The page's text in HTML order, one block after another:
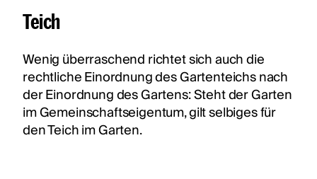
Teich
Wenig überraschend richtet sich auch die
rechtliche Einordnung des Gartenteichs nach
der Einordnung des Gartens: Steht der Garten
im Gemeinschaftseigentum, gilt selbiges für
den Teich im Garten.